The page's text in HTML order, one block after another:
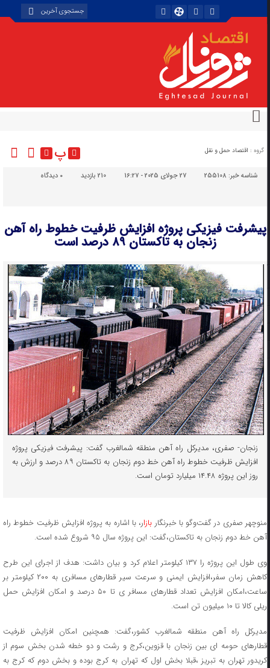
گروه : اقتصاد حمل و نقل پ
شناسه خبر:255108 27 جولای 2025 - 16:27 210 بازدید دیدگاه
پیشرفت فیزیکی پروژه افزایش ظرفیت خطوط راه آهن
زنجان به تاکستان ۸۹ درصد است
زنجان- صفری، مدیرکل راه آهن منطقه شمالغرب گفت: پیشرفت فیزیکی پروژه
افزایش ظرفیت خطوط راه آهن خط دوم زنجان به تاکستان ۸۹ درصد و ارزش به
روز این پروژه ۱۴.۴۸ میلیارد تومان است.
منوچهر صفری در گفت‌وگو با خبرنگاربازار، با اشاره به پروژه افزایش ظرفیت خطوط راه
آهن خط دوم زنجان به تاکستان،گفت: این پروژه سال ۹۵ شروع شده است.
وی طول این پروژه را ۱۳۷ کیلومتر اعلام کرد و بیان داشت: هدف از اجرای این طرح
کاهش زمان سفر،افزایش ایمنی و سرعت سیر قطارهای مسافری به ۲۰۰ کیلومتر بر
ساعت،امکان افزایش تعداد قطارهای مسافر ی تا ۵۰ درصد و امکان افزایش حمل
ریلی کالا تا ۱۰ میلیون تن است.
مدیرکل راه آهن منطقه شمالغرب کشور،گفت: همچنین امکان افزایش ظرفیت
قطارهای حومه ای بین زنجان با قزوین،کرج و رشت و دو خطه شدن بخش سوم از
کریدور تهران به تبریز ،قبلا بخش اول که تهران به کرج بوده و بخش دوم که کرج به